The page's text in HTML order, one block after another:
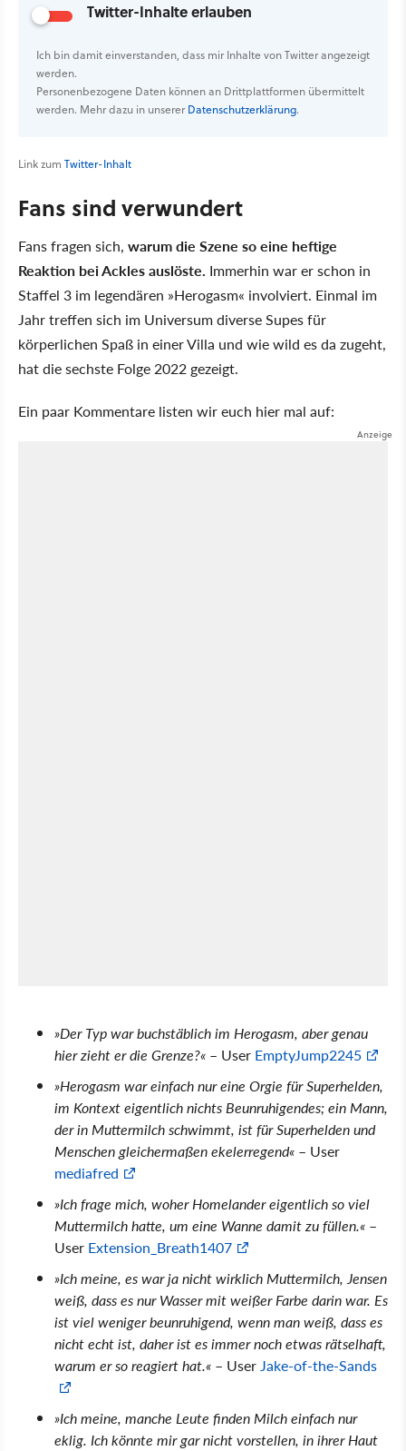
Twitter-Inhalte erlauben
Ich bin damit einverstanden, dass mir Inhalte von Twitter angezeigt
werden.
Personenbezogene Daten können an Drittplattformen übermittelt
werden. Mehr dazu in unsererDatenschutzerklärung.
Link zum Twitter-Inhalt
Fans sind verwundert
Fans fragen sich, warum die Szene so eine heftige
Reaktion bei Ackles auslöste. Immerhin war er schon in
Staffel 3 im legendären »Herogasm« involviert. Einmal im
Jahr treffen sich im Universum diverse Supes für
körperlichen Spaß in einer Villa und wie wild es da zugeht,
hat die sechste Folge 2022 gezeigt.
Ein paar Kommentare listen wir euch hier mal auf:
»Der Typ war buchstäblich im Herogasm, aber genau
hier zieht er die Grenze?« – User EmptyJump2245
»Herogasm war einfach nur eine Orgie für Superhelden,
im Kontext eigentlich nichts Beunruhigendes; ein Mann,
der in Muttermilch schwimmt, ist für Superhelden und
Menschen gleichermaßen ekelerregend« – User
mediafred
»Ich frage mich, woher Homelander eigentlich so viel
Muttermilch hatte, um eine Wanne damit zu füllen.« –
User Extension_Breath1407
»Ich meine, es war ja nicht wirklich Muttermilch, Jensen
weiß, dass es nur Wasser mit weißer Farbe darin war. Es
ist viel weniger beunruhigend, wenn man weiß, dass es
nicht echt ist, daher ist es immer noch etwas rätselhaft,
warum er so reagiert hat.« – User Jake-of-the-Sands
»Ich meine, manche Leute finden Milch einfach nur
eklig. Ich könnte mir gar nicht vorstellen, in ihrer Haut